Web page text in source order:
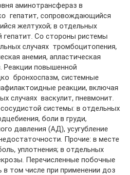
аминотрансфераз в
 гепатит, сопровождающийся
желтухой; в отдельных
гепатит. Со стороны ристемы
случаях  тромбоцитопения,
анемия, апластическая
Реакции повышенной
 бронхоспазм, системные
реакции, включая
случаях  васкулит, пневмонит.
системы: в отдельных
боли в груди,
давления (АД), усугубление
Прочие: в месте
уплотнения; в отдельных
Перечисленные побочные
том числе при применении доз